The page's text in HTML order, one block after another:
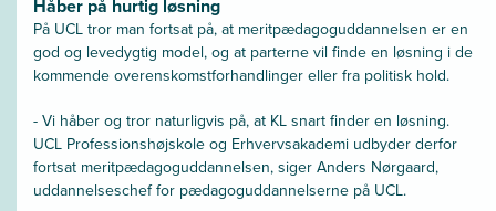
Håber på hurtig løsning
På UCL tror man fortsat på, at meritpædagoguddannelsen er en
god og levedygtig model, og at parterne vil finde en løsning i de
kommende overenskomstforhandlinger eller fra politisk hold.
- Vi håber og tror naturligvis på, at KL snart finder en løsning.
UCL Professionshøjskole og Erhvervsakademi udbyder derfor
fortsat meritpædagoguddannelsen, siger Anders Nørgaard,
uddannelseschef for pædagoguddannelserne på UCL.